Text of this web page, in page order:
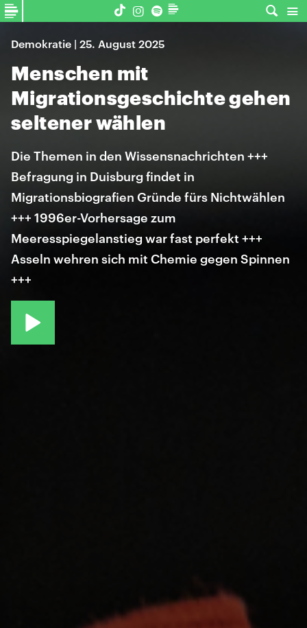
Demokratie | 25. August 2025
Menschen mit
Migrationsgeschichte gehen
seltener wählen
Die Themen in den Wissensnachrichten +++
Befragung in Duisburg findet in
Migrationsbiografien Gründe fürs Nichtwählen
+++ 1996er-Vorhersage zum
Meeresspiegelanstieg war fast perfekt +++
Asseln wehren sich mit Chemie gegen Spinnen
+++